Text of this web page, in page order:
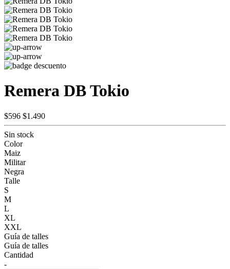
Remera DB Tokio
$596 $1.490
Sin stock
Color
Maiz
Militar
Negra
Talle
S
M
L
XL
XXL
Guía de talles
Guía de talles
Cantidad
-